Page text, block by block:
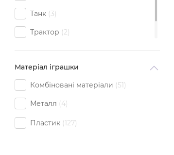
Танк 3
Трактор 2
Матеріал іграшки
Комбіновані матеріали 51
Металл 4
Пластик 127